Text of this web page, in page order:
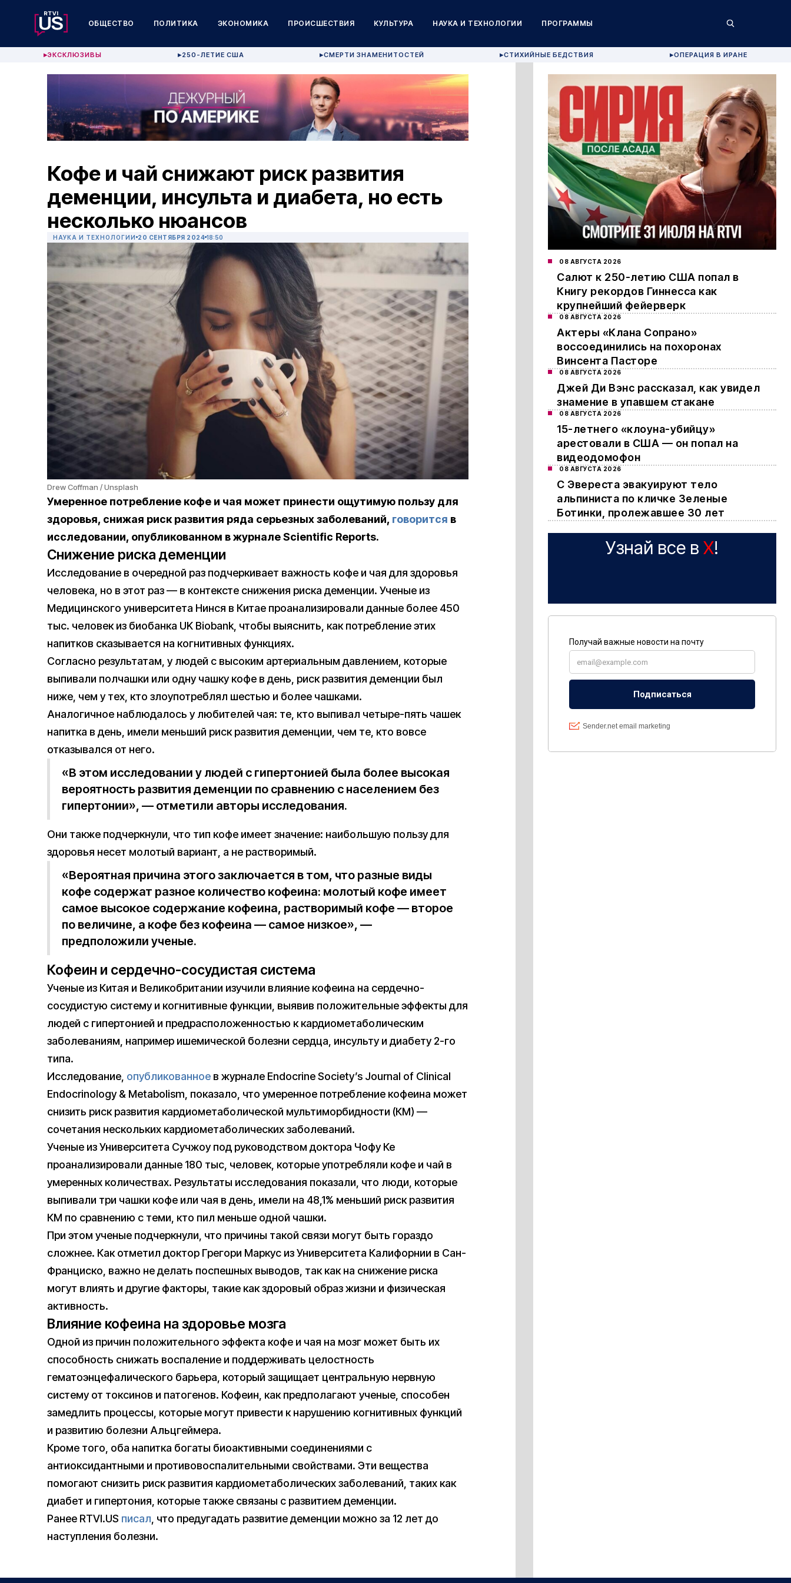
ОБЩЕСТВО ПОЛИТИКА ЭКОНОМИКА ПРОИСШЕСТВИЯ КУЛЬТУРА НАУКА И ТЕХНОЛОГИИ ПРОГРАММЫ
▶ЭКСКЛЮЗИВЫ ▶250-ЛЕТИЕ США ▶СМЕРТИ ЗНАМЕНИТОСТЕЙ ▶СТИХИЙНЫЕ БЕДСТВИЯ ▶ОПЕРАЦИЯ В ИРАНЕ
Кофе и чай снижают риск развития
деменции, инсульта и диабета, но есть
несколько нюансов
НАУКА И ТЕХНОЛОГИИ 20 СЕНТЯБРЯ 2024 18:50
Drew Coffman / Unsplash
Умеренное потребление кофе и чая может принести ощутимую пользу для
здоровья, снижая риск развития ряда серьезных заболеваний, говорится в
исследовании, опубликованном в журнале Scientific Reports.
Снижение риска деменции
Исследование в очередной раз подчеркивает важность кофе и чая для здоровья
человека, но в этот раз — в контексте снижения риска деменции. Ученые из
Медицинского университета Нинся в Китае проанализировали данные более 450
тыс. человек из биобанка UK Biobank, чтобы выяснить, как потребление этих
напитков сказывается на когнитивных функциях.
Согласно результатам, у людей с высоким артериальным давлением, которые
выпивали полчашки или одну чашку кофе в день, риск развития деменции был
ниже, чем у тех, кто злоупотреблял шестью и более чашками.
Аналогичное наблюдалось у любителей чая: те, кто выпивал четыре-пять чашек
напитка в день, имели меньший риск развития деменции, чем те, кто вовсе
отказывался от него.
«В этом исследовании у людей с гипертонией была более высокая
вероятность развития деменции по сравнению с населением без
гипертонии», — отметили авторы исследования.
Они также подчеркнули, что тип кофе имеет значение: наибольшую пользу для
здоровья несет молотый вариант, а не растворимый.
«Вероятная причина этого заключается в том, что разные виды
кофе содержат разное количество кофеина: молотый кофе имеет
самое высокое содержание кофеина, растворимый кофе — второе
по величине, а кофе без кофеина — самое низкое», —
предположили ученые.
Кофеин и сердечно-сосудистая система
Ученые из Китая и Великобритании изучили влияние кофеина на сердечно-
сосудистую систему и когнитивные функции, выявив положительные эффекты для
людей с гипертонией и предрасположенностью к кардиометаболическим
заболеваниям, например ишемической болезни сердца, инсульту и диабету 2-го
типа.
Исследование, опубликованное в журнале Endocrine Society’s Journal of Clinical
Endocrinology & Metabolism, показало, что умеренное потребление кофеина может
снизить риск развития кардиометаболической мультиморбидности (КМ) —
сочетания нескольких кардиометаболических заболеваний.
Ученые из Университета Сучжоу под руководством доктора Чофу Ке
проанализировали данные 180 тыс, человек, которые употребляли кофе и чай в
умеренных количествах. Результаты исследования показали, что люди, которые
выпивали три чашки кофе или чая в день, имели на 48,1% меньший риск развития
КМ по сравнению с теми, кто пил меньше одной чашки.
При этом ученые подчеркнули, что причины такой связи могут быть гораздо
сложнее. Как отметил доктор Грегори Маркус из Университета Калифорнии в Сан-
Франциско, важно не делать поспешных выводов, так как на снижение риска
могут влиять и другие факторы, такие как здоровый образ жизни и физическая
активность.
Влияние кофеина на здоровье мозга
Одной из причин положительного эффекта кофе и чая на мозг может быть их
способность снижать воспаление и поддерживать целостность
гематоэнцефалического барьера, который защищает центральную нервную
систему от токсинов и патогенов. Кофеин, как предполагают ученые, способен
замедлить процессы, которые могут привести к нарушению когнитивных функций
и развитию болезни Альцгеймера.
Кроме того, оба напитка богаты биоактивными соединениями с
антиоксидантными и противовоспалительными свойствами. Эти вещества
помогают снизить риск развития кардиометаболических заболеваний, таких как
диабет и гипертония, которые также связаны с развитием деменции.
Ранее RTVI.US писал, что предугадать развитие деменции можно за 12 лет до
наступления болезни.
08 АВГУСТА 2026
Салют к 250-летию США попал в
Книгу рекордов Гиннесса как
крупнейший фейерверк
08 АВГУСТА 2026
Актеры «Клана Сопрано»
воссоединились на похоронах
Винсента Пасторе
08 АВГУСТА 2026
Джей Ди Вэнс рассказал, как увидел
знамение в упавшем стакане
08 АВГУСТА 2026
15-летнего «клоуна-убийцу»
арестовали в США — он попал на
видеодомофон
08 АВГУСТА 2026
С Эвереста эвакуируют тело
альпиниста по кличке Зеленые
Ботинки, пролежавшее 30 лет
Узнай все в X!